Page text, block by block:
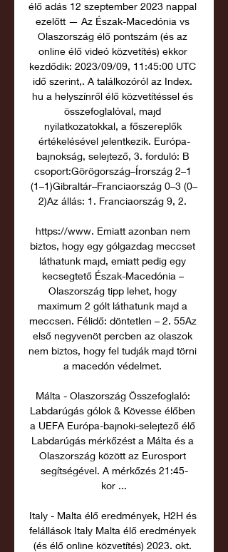
élő adás 12 szeptember 2023 nappal
ezelőtt — Az Észak-Macedónia vs
Olaszország élő pontszám (és az
online élő videó közvetítés) ekkor
kezdődik: 2023/09/09, 11:45:00 UTC
idő szerint,. A találkozóról az Index.
hu a helyszínről élő közvetítéssel és
összefoglalóval, majd
nyilatkozatokkal, a főszereplők
értékelésével jelentkezik. Európa-
bajnokság, selejtező, 3. forduló: B
csoport:Görögország–Írország 2–1
(1–1)Gibraltár–Franciaország 0–3 (0–
2)Az állás: 1. Franciaország 9, 2.
https://www. Emiatt azonban nem
biztos, hogy egy gólgazdag meccset
láthatunk majd, emiatt pedig egy
kecsegtető Észak-Macedónia –
Olaszország tipp lehet, hogy
maximum 2 gólt láthatunk majd a
meccsen. Félidő: döntetlen – 2. 55Az
első negyvenöt percben az olaszok
nem biztos, hogy fel tudják majd törni
a macedón védelmet.
Málta - Olaszország Összefoglaló:
Labdarúgás gólok & Kövesse élőben
a UEFA Európa-bajnoki-selejtező élő
Labdarúgás mérkőzést a Málta és a
Olaszország között az Eurosport
segítségével. A mérkőzés 21:45-
kor ...
Italy - Malta élő eredmények, H2H és
felállások Italy Malta élő eredmények
(és élő online közvetítés) 2023. okt.